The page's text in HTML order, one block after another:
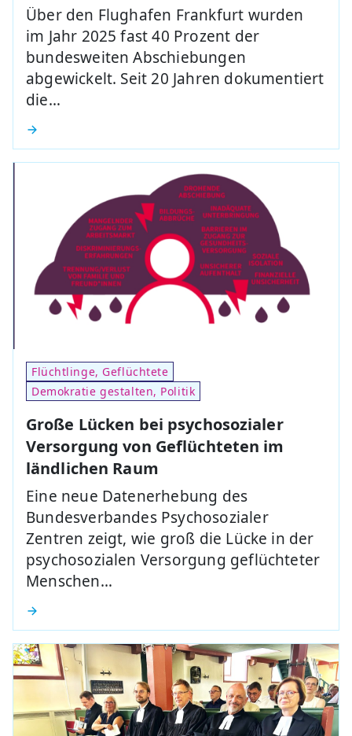
Über den Flughafen Frankfurt wurden
im Jahr 2025 fast 40 Prozent der
bundesweiten Abschiebungen
abgewickelt. Seit 20 Jahren dokumentiert
die…
Flüchtlinge, Geflüchtete
Demokratie gestalten, Politik
Große Lücken bei psychosozialer
Versorgung von Geflüchteten im
ländlichen Raum
Eine neue Datenerhebung des
Bundesverbandes Psychosozialer
Zentren zeigt, wie groß die Lücke in der
psychosozialen Versorgung geflüchteter
Menschen…